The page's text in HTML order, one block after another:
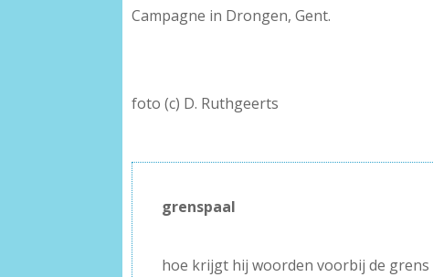
Campagne in Drongen, Gent.
foto (c) D. Ruthgeerts
grenspaal
hoe krijgt hij woorden voorbij de grens